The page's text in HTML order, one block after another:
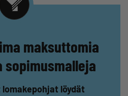
maksuttomia
lomakepohjat löydät